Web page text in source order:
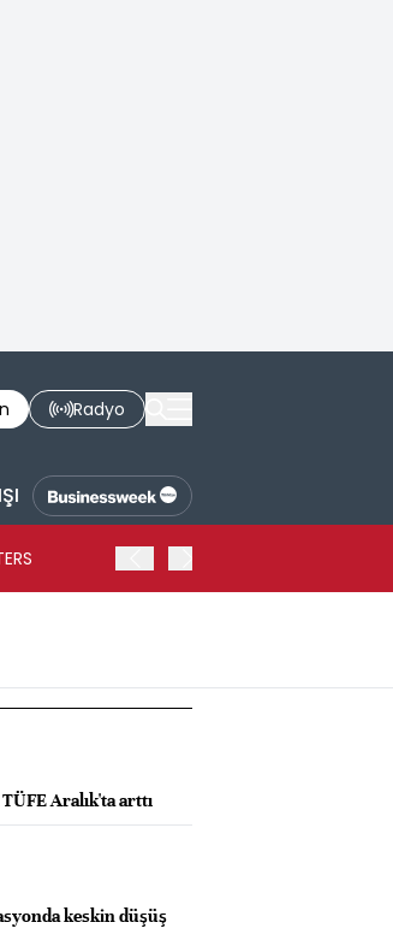
Radyo
Aralık'ta arttı
keskin düşüş